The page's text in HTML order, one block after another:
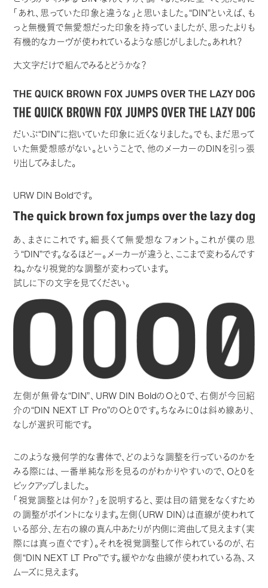
「あれ、思っていた印象と違うな」と思いました。“DIN”といえば、も
っと無機質で無愛想だった印象を持っていましたが、思ったよりも
有機的なカーヴが使われているような感じがしました。あれれ？
大文字だけで組んでみるとどうかな？
だいぶ“DIN”に抱いていた印象に近くなりました。でも、まだ思って
いた無愛想感がない。ということで、他のメーカーのDINを引っ張
り出してみました。
URW DIN Boldです。
あ、まさにこれです。細長くて無愛想なフォント。これが僕の思
う“DIN”です。なるほどー。メーカーが違うと、ここまで変わるんです
ね。かなり視覚的な調整が変わっています。
試しに下の文字を見てください。
左側が無骨な“DIN”、URW DIN BoldのOと0で、右側が今回紹
介の“DIN NEXT LT Pro”のOと0です。ちなみに0は斜め線あり、
なしが選択可能です。
このような幾何学的な書体で、どのような調整を行っているのかを
みる際には、一番単純な形を見るのがわかりやすいので、Oと0を
ピックアップしました。
「視覚調整とは何か？」を説明すると、要は目の錯覚をなくすため
の調整がポイントになります。左側（URW DIN）は直線が使われて
いる部分、左右の線の真ん中あたりが内側に湾曲して見えます（実
際には真っ直ぐです）。それを視覚調整して作られているのが、右
側“DIN NEXT LT Pro”です。緩やかな曲線が使われている為、ス
ムーズに見えます。